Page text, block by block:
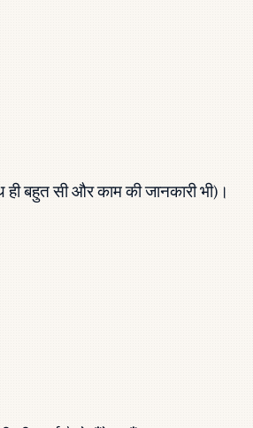
बहुत सी और काम की जानकारी भी)।